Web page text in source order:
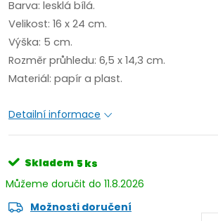
Barva: lesklá bílá.
Velikost: 16 x 24 cm.
Výška: 5 cm.
Rozměr průhledu: 6,5 x 14,3 cm.
Materiál: papír a plast.
Detailní informace
Skladem 5 ks
11.8.2026
Možnosti doručení